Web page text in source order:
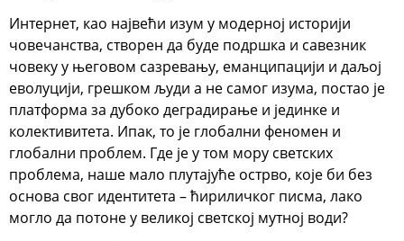
Интернет, као највећи изум у модерној историји
човечанства, створен да буде подршка и савезник
човеку у његовом сазревању, еманципацији и даљој
еволуцији, грешком људи а не самог изума, постао је
платформа за дубоко деградирање и јединке и
колективитета. Ипак, то је глобални феномен и
глобални проблем. Где је у том мору светских
проблема, наше мало плутајуће острво, које би без
основа свог идентитета – ћириличког писма, лако
могло да потоне у великој светској мутној води?